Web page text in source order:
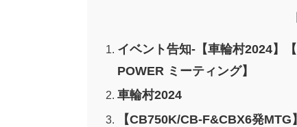
イベント告知-【車輪村2024】
POWER ミーティング】
車輪村2024
【CB750K/CB-F&CBX6発MTG】